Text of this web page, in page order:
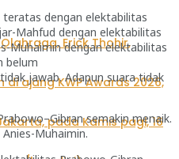
dengan elektabilitas
Mahfud dengan elektabilitas
Muhaimin dengan elektabilitas
belum
jawab. Adapun suara tidak
semakin menaik.
Muhaimin.